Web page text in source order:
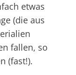
etwas
(die aus
fallen, so
(fast!).